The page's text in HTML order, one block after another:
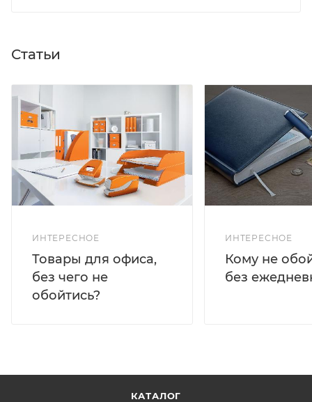
Статьи
ИНТЕРЕСНОЕ
Товары для офиса,
без чего не
обойтись?
ИНТЕРЕСНОЕ
Кому не
без
КАТАЛОГ